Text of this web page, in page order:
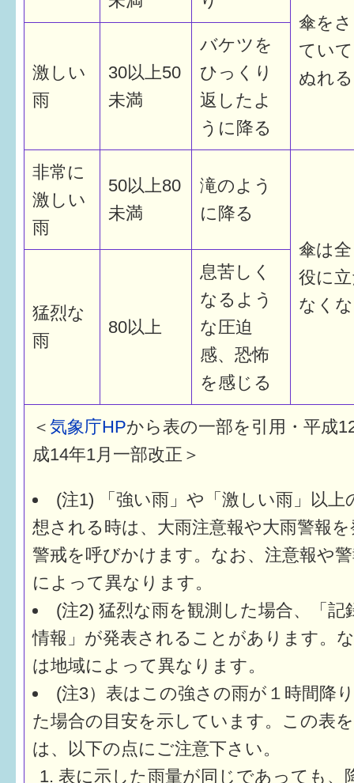
傘を
てい
ぬれる
激しい
雨
30以上50
未満
バケツを
ひっくり
返したよ
うに降る
非常に
激しい
雨
50以上80
未満
滝のよう
に降る
傘は
役に
なく
猛烈な
雨
80以上
息苦しく
なるよう
な圧迫
感、恐怖
を感じる
＜ 気象庁HPから表の一部を引用・平成
成14年1月一部改正＞
(注1) 「強い雨」や「激しい雨」以上
想される時は、大雨注意報や大雨警報
警戒を呼びかけます。なお、注意報や
によって異なります。
(注2) 猛烈な雨を観測した場合、「記
情報」が発表されることがあります。
は地域によって異なります。
(注3）表はこの強さの雨が１時間降
た場合の目安を示しています。この表
は、以下の点にご注意下さい。
表に示した雨量が同じであっても、